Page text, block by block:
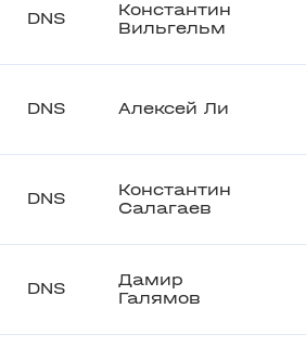
DNS
Константин
Вильгельм
DNS Алексей Ли
DNS
Константин
Салагаев
DNS
Дамир
Галямов